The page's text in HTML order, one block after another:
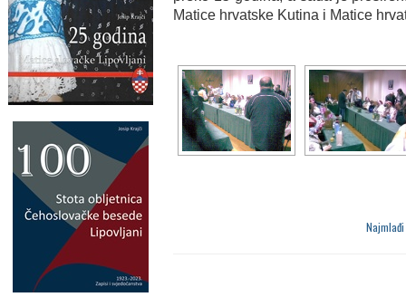
Matice hrvatske Kutina i Matice